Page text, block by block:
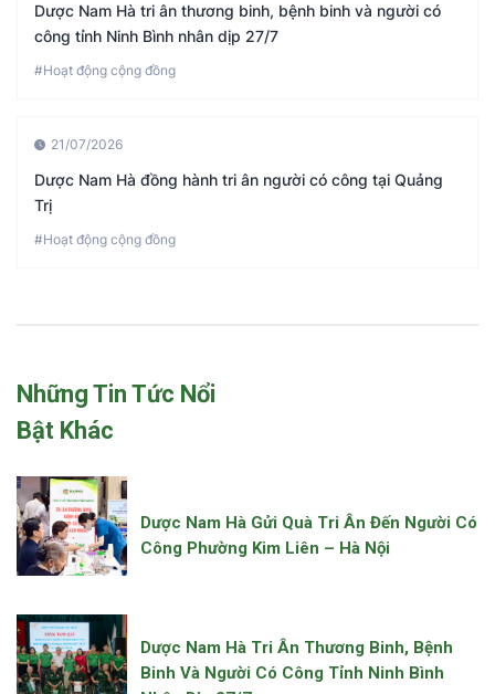
Dược Nam Hà tri ân thương binh, bệnh binh và người có
công tỉnh Ninh Bình nhân dịp 27/7
#Hoạt động cộng đồng
21/07/2026
Dược Nam Hà đồng hành tri ân người có công tại Quảng
Trị
#Hoạt động cộng đồng
Những Tin Tức Nổi
Bật Khác
Dược Nam Hà Gửi Quà Tri Ân Đến Người Có
Công Phường Kim Liên – Hà Nội
Dược Nam Hà Tri Ân Thương Binh, Bệnh
Binh Và Người Có Công Tỉnh Ninh Bình